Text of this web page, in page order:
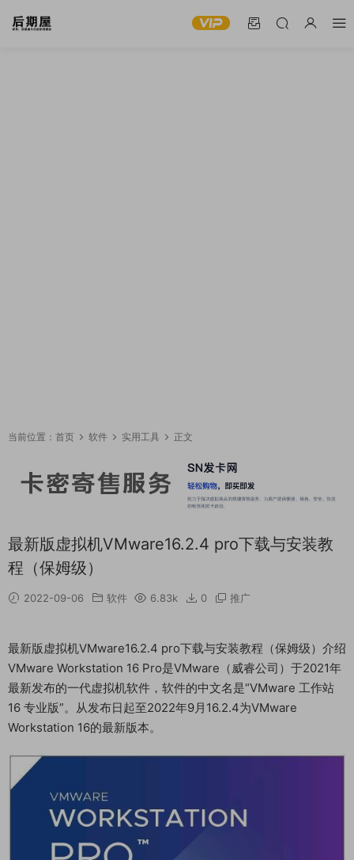
当前位置： 首页 软件 实用工具 正文
最新版虚拟机VMware16.2.4 pro下载与安装教
程（保姆级）
2022-09-06 软件 6.83k 0 推广
最新版虚拟机VMware16.2.4 pro下载与安装教程（保姆级）介绍
VMware Workstation 16 Pro是VMware（威睿公司）于2021年
最新发布的一代虚拟机软件，软件的中文名是“VMware 工作站
16 专业版”。从发布日起至2022年9月16.2.4为VMware
Workstation 16的最新版本。